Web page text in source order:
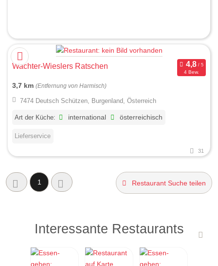
Wachter-Wieslers Ratschen
4 Bew.
3,7 km (Entfernung von Harmisch)
7474 Deutsch Schützen, Burgenland, Österreich
Art der Küche: international österreichisch
Lieferservice
31
1 Restaurant Suche teilen
Interessante Restaurants